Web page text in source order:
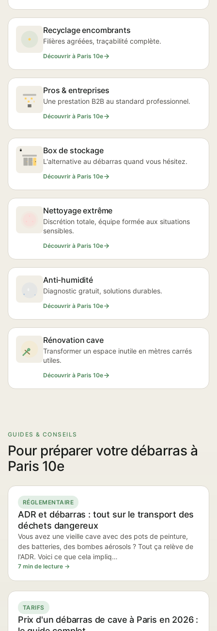
Recyclage encombrants
Filières agréées, traçabilité complète.
Découvrir à Paris 10e
Pros & entreprises
Une prestation B2B au standard professionnel.
Découvrir à Paris 10e
Box de stockage
L'alternative au débarras quand vous hésitez.
Découvrir à Paris 10e
Nettoyage extrême
Discrétion totale, équipe formée aux situations
sensibles.
Découvrir à Paris 10e
Anti-humidité
Diagnostic gratuit, solutions durables.
Découvrir à Paris 10e
Rénovation cave
Transformer un espace inutile en mètres carrés
utiles.
Découvrir à Paris 10e
GUIDES & CONSEILS
Pour préparer votre débarras à
Paris 10e
RÉGLEMENTAIRE
ADR et débarras : tout sur le transport des
déchets dangereux
Vous avez une vieille cave avec des pots de peinture,
des batteries, des bombes aérosols ? Tout ça relève de
l'ADR. Voici ce que cela impliq…
7 min de lecture →
TARIFS
Prix d'un débarras de cave à Paris en 2026 :